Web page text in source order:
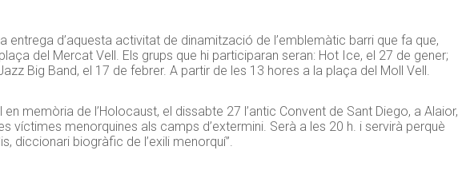
entrega d’aquesta activitat de dinamització de l’emblemàtic barri que fa que,
del Mercat Vell. Els grups que hi participaran seran: Hot Ice, el 27 de gener;
Big Band, el 17 de febrer. A partir de les 13 hores a la plaça del Moll Vell.
memòria de l’Holocaust, el dissabte 27 l’antic Convent de Sant Diego, a Alaior,
víctimes menorquines als camps d’extermini. Serà a les 20 h. i servirà perquè
diccionari biogràfic de l’exili menorquí”.